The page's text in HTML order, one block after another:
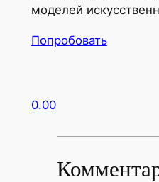
моделей
Попробовать
0.00